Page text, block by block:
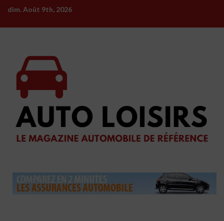
Skip
content
dim. Août 9th, 2026